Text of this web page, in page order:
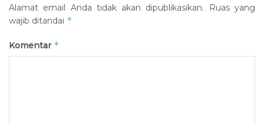
Alamat email Anda tidak akan dipublikasikan.
Ruas yang
wajib ditandai *
Komentar *